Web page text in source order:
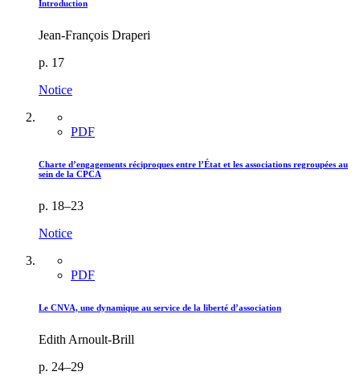
Introduction
Jean-François Draperi
p. 17
Notice
PDF
Charte d’engagements réciproques entre l’État et les associations regroupées au
sein de la CPCA
p. 18–23
Notice
PDF
Le CNVA, une dynamique au service de la liberté d’association
Edith Arnoult-Brill
p. 24–29